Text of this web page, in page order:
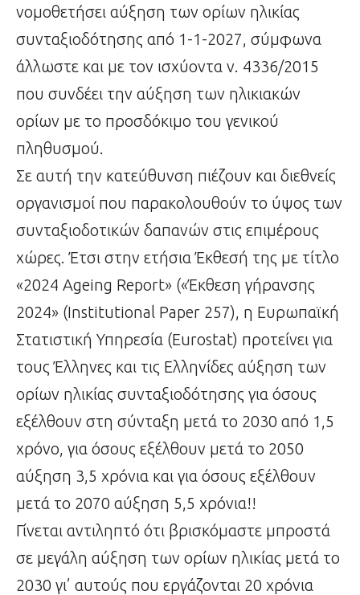
νομοθετήσει αύξηση των ορίων ηλικίας
συνταξιοδότησης από 1-1-2027, σύμφωνα
άλλωστε και με τον ισχύοντα ν. 4336/2015
που συνδέει την αύξηση των ηλικιακών
ορίων με το προσδόκιμο του γενικού
πληθυσμού.
Σε αυτή την κατεύθυνση πιέζουν και διεθνείς
οργανισμοί που παρακολουθούν το ύψος των
συνταξιοδοτικών δαπανών στις επιμέρους
χώρες. Έτσι στην ετήσια Έκθεσή της με τίτλο
«2024 Ageing Report» («Έκθεση γήρανσης
2024» (Institutional Paper 257), η Ευρωπαϊκή
Στατιστική Υπηρεσία (Eurostat) προτείνει για
τους Έλληνες και τις Ελληνίδες αύξηση των
ορίων ηλικίας συνταξιοδότησης για όσους
εξέλθουν στη σύνταξη μετά το 2030 από 1,5
χρόνο, για όσους εξέλθουν μετά το 2050
αύξηση 3,5 χρόνια και για όσους εξέλθουν
μετά το 2070 αύξηση 5,5 χρόνια!!
Γίνεται αντιληπτό ότι βρισκόμαστε μπροστά
σε μεγάλη αύξηση των ορίων ηλικίας μετά το
2030 γι’ αυτούς που εργάζονται 20 χρόνια